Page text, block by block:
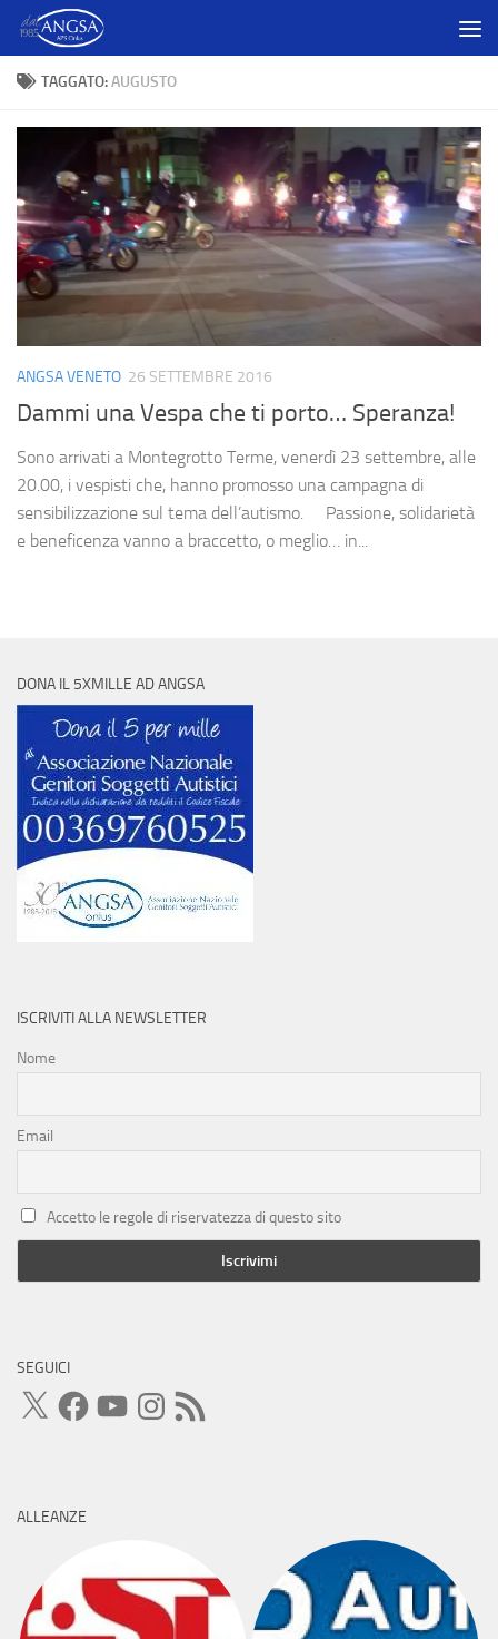
Salta al contenuto
TAGGATO:AUGUSTO
ANGSA VENETO 26 SETTEMBRE 2016
Dammi una Vespa che ti porto… Speranza!
Sono arrivati a Montegrotto Terme, venerdì 23 settembre, alle
20.00, i vespisti che, hanno promosso una campagna di
sensibilizzazione sul tema dell’autismo. Passione, solidarietà
e beneficenza vanno a braccetto, o meglio… in...
DONA IL 5XMILLE AD ANGSA
ISCRIVITI ALLA NEWSLETTER
Nome
Email
Accetto le regole di riservatezza di questo sito
SEGUICI
X FacebookYouTubeInstagram
Feed
RSS
ALLEANZE